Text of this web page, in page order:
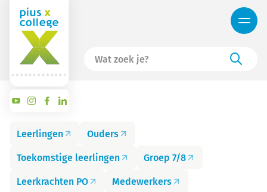
Leerlingen Ouders
Toekomstige leerlingen Groep 7/8
Leerkrachten PO Medewerkers